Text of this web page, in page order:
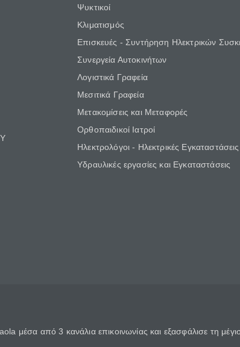
Ψυκτικοί
Κλιματισμός
Επισκευές - Συντήρηση Ηλεκτρικών
Συνεργεία Αυτοκινήτων
Λογιστικά Γραφεία
Μεσιτικά Γραφεία
Μετακομίσεις και Μεταφορές
Ορθοπαιδικοί Ιατροί
Ηλεκτρολόγοι - Ηλεκτρικές Εγκαταστάσεις
Υδραυλικές εργασίες και Εγκαταστάσεις
μέσα από 3 κανάλια επικοινωνίας και εξασφάλισε τη